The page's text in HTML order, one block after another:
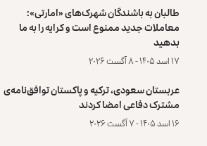
طالبان به باشندگان شهرک‌های «امارتی»:
معاملات جدید ممنوع است و کرایه را به ما
بدهید
۱۷ اسد ۱۴۰۵ - ۸ آگست ۲۰۲۶
عربستان سعودی، ترکیه و پاکستان توافق‌نامه‌ی
مشترک دفاعی امضا کردند
۱۶ اسد ۱۴۰۵ - ۷ آگست ۲۰۲۶